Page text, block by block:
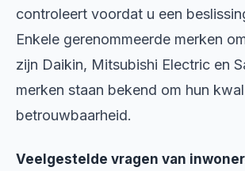
controleert voordat u een
Enkele gerenommeerde merken
zijn Daikin, Mitsubishi Electric en
merken staan bekend om hun
betrouwbaarheid.
Veelgestelde vragen van